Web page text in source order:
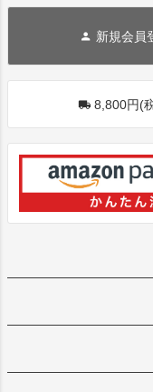
新規会員
8,800円(